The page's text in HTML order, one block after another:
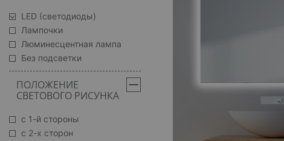
LED (светодиоды)
Лампочки
Люминесцентная лампа
Без подсветки
ПОЛОЖЕНИЕ
СВЕТОВОГО РИСУНКА
с 1-й стороны
с 2-х сторон